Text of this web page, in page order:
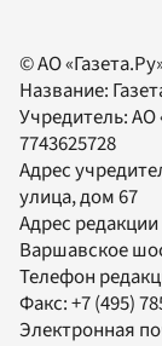
© АО
Название:
Учредитель:АО
7743625728
Адрес
улица, дом 67
Адрес
Варшавское
Телефон
Факс:+7 (495)
Электронная